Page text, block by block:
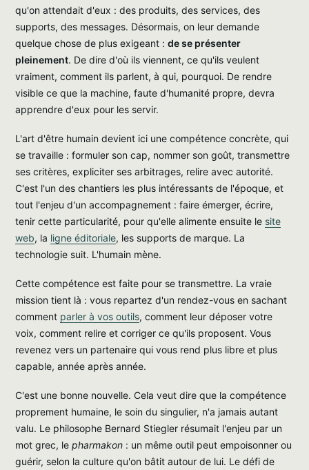
qu'on attendait d'eux : des produits, des services, des
supports, des messages. Désormais, on leur demande
quelque chose de plus exigeant : de se présenter
pleinement. De dire d'où ils viennent, ce qu'ils veulent
vraiment, comment ils parlent, à qui, pourquoi. De rendre
visible ce que la machine, faute d'humanité propre, devra
apprendre d'eux pour les servir.
L'art d'être humain devient ici une compétence concrète, qui
se travaille : formuler son cap, nommer son goût, transmettre
ses critères, expliciter ses arbitrages, relire avec autorité.
C'est l'un des chantiers les plus intéressants de l'époque, et
tout l'enjeu d'un accompagnement : faire émerger, écrire,
tenir cette particularité, pour qu'elle alimente ensuite le site
web, la ligne éditoriale, les supports de marque. La
technologie suit. L'humain mène.
Cette compétence est faite pour se transmettre. La vraie
mission tient là : vous repartez d'un rendez-vous en sachant
comment parler à vos outils, comment leur déposer votre
voix, comment relire et corriger ce qu'ils proposent. Vous
revenez vers un partenaire qui vous rend plus libre et plus
capable, année après année.
C'est une bonne nouvelle. Cela veut dire que la compétence
proprement humaine, le soin du singulier, n'a jamais autant
valu. Le philosophe Bernard Stiegler résumait l'enjeu par un
mot grec, le pharmakon : un même outil peut empoisonner ou
guérir, selon la culture qu'on bâtit autour de lui. Le défi de